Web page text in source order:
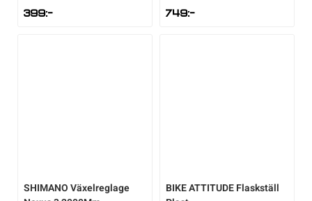
399:- 749:-
SHIMANOVäxelreglage
BIKE ATTITUDEFlaskställ